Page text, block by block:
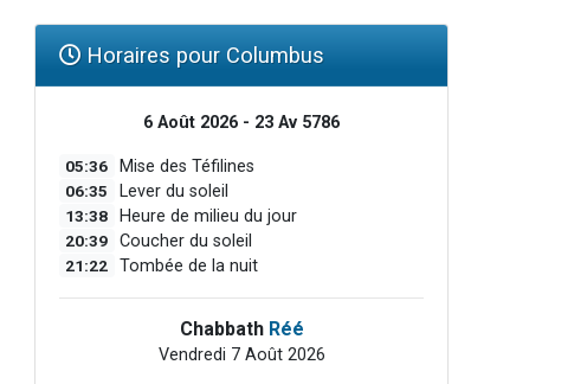
Horaires pour Columbus
6 Août 2026 - 23 Av 5786
05:36 Mise des Téfilines
06:35 Lever du soleil
13:38 Heure de milieu du jour
20:39 Coucher du soleil
21:22 Tombée de la nuit
Chabbath Réé
Vendredi 7 Août 2026